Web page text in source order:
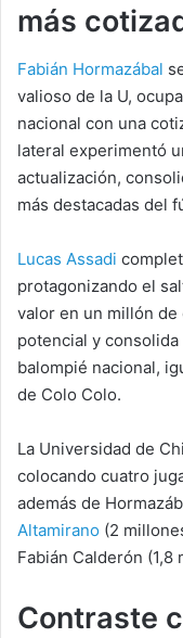
más
Fabián Hormazábal
valioso de la U,
nacional con una
lateral experimentó
actualización,
más destacadas del
Lucas Assadi
protagonizando el
valor en un millón
potencial y
balompié nacional,
de Colo Colo.
La Universidad de
colocando cuatro
además de
Altamirano (2
Fabián Calderón (1,8
Contraste